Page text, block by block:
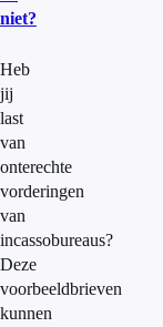
niet?
Heb
jij
last
van
onterechte
vorderingen
van
incassobureaus?
Deze
voorbeeldbrieven
kunnen